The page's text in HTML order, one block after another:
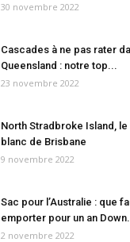
30 novembre 2022
Cascades à ne pas rater
Queensland : notre top...
23 novembre 2022
North Stradbroke Island,
blanc de Brisbane
9 novembre 2022
Sac pour l’Australie : que
emporter pour un an
2 novembre 2022